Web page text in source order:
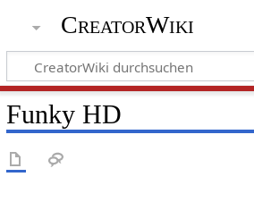
CreatorWiki
Funky HD